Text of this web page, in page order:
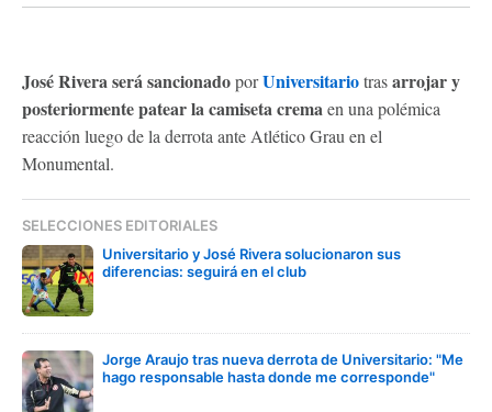
José Rivera será sancionadoporUniversitariotrasarrojar y
posteriormente patear la camiseta cremaen una polémica
reacción luego de la derrota ante Atlético Grau en el
Monumental.
SELECCIONES EDITORIALES
Universitario y José Rivera solucionaron sus
diferencias: seguirá en el club
Jorge Araujo tras nueva derrota de Universitario: "Me
hago responsable hasta donde me corresponde"